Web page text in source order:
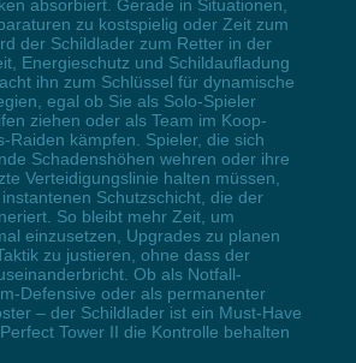
absorbiert. Gerade in Situationen,
zu kostspielig oder Zeit zum
der Schildlader zum Retter in der
Energieschutz und Schildaufladung
ihn zum Schlüssel für dynamische
egal ob Sie als Solo-Spieler
ziehen oder als Team im Koop-
Raiden kämpfen. Spieler, die sich
Schadenshöhen wehren oder ihre
Verteidigungslinie halten müssen,
Schutzschicht, die der
So bleibt mehr Zeit, um
einzusetzen, Upgrades zu planen
zu justieren, ohne dass der
Ob als Notfall-
Defensive oder als permanenter
– der Schildlader ist ein Must-Have
Tower II die Kontrolle behalten